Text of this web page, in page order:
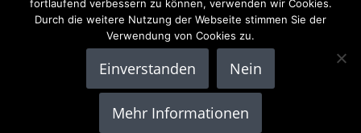
Copyright © 2022 |Die Wirtschaftsnews- Alle Rechte
fortlaufend verbessern zu können, verwenden wir Cookies.
Durch die weitere Nutzung der Webseite stimmen Sie der
Verwendung von Cookies zu.
Einverstanden Nein
Mehr Informationen